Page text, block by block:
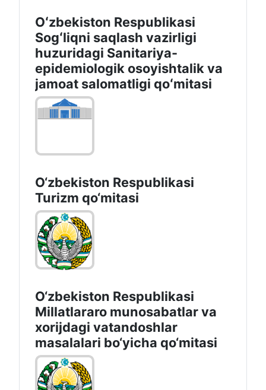
Oʻzbekiston Respublikasi
Sogʻliqni saqlash vazirligi
huzuridagi Sanitariya-
epidemiologik osoyishtalik va
jamoat salomatligi qoʻmitasi
O‘zbekiston Respublikasi
Turizm qo‘mitasi
O‘zbekiston Respublikasi
Millatlararo munosabatlar va
xorijdagi vatandoshlar
masalalari bo‘yicha qo‘mitasi